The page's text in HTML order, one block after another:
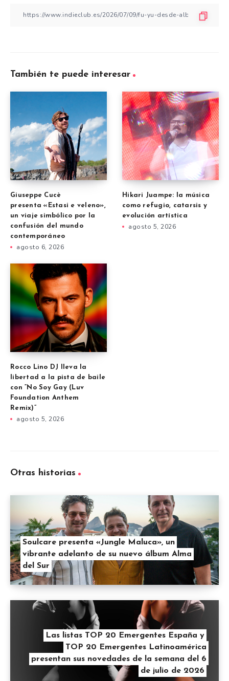
También te puede interesar
Giuseppe Cucè
presenta «Estasi e veleno»,
un viaje simbólico por la
confusión del mundo
contemporáneo
agosto 6, 2026
Hikari Juampe: la música
como refugio, catarsis y
evolución artística
agosto 5, 2026
Rocco Lino DJ lleva la
libertad a la pista de baile
con “No Soy Gay (Luv
Foundation Anthem
Remix)”
agosto 5, 2026
Otras historias
Soulcare presenta «Jungle Maluca», un
vibrante adelanto de su nuevo álbum Alma
del Sur
Las listas TOP 20 Emergentes España y
TOP 20 Emergentes Latinoamérica
presentan sus novedades de la semana del 6
de julio de 2026